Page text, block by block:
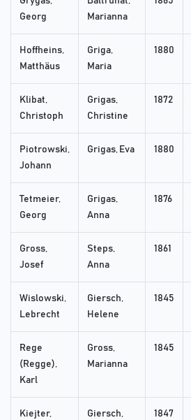
Georg
Marianna
Hoffheins,
Matthäus
Griga,
Maria
1880
Klibat,
Christoph
Grigas,
Christine
1872
Piotrowski,
Johann
Grigas, Eva 1880
Tetmeier,
Georg
Grigas,
Anna
1876
Gross,
Josef
Steps,
Anna
1861
Wislowski,
Lebrecht
Giersch,
Helene
1845
Rege
(Regge),
Karl
Gross,
Marianna
1845
Kiejter,
Giersch,
1847